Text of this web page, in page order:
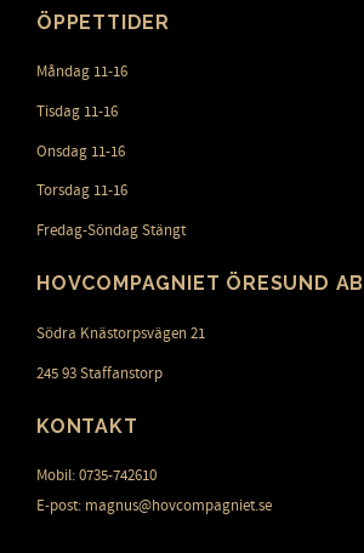
ÖPPETTIDER
Måndag 11-16
Tisdag 11-16
Onsdag 11-16
Torsdag 11-16
Fredag-Söndag Stängt
HOVCOMPAGNIET ÖRESUND AB
Södra Knästorpsvägen 21
245 93 Staffanstorp
KONTAKT
Mobil: 0735-742610
E-post: magnus@hovcompagniet.se